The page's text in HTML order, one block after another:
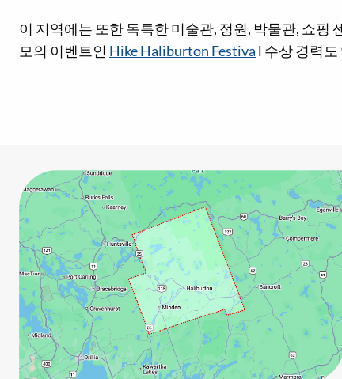
이 지역에는 또한 독특한 미술관, 정원, 박물관, 쇼핑
모의 이벤트인 Hike Haliburton Festiva l 수상 경력도